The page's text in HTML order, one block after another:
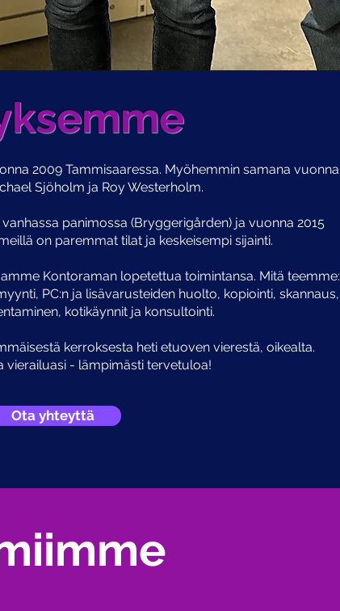
2009 Tammisaaressa. Myöhemmin samana vuonna
Sjöholm ja Roy Westerholm.
panimossa (Bryggerigården) ja vuonna 2015
on paremmat tilat ja keskeisempi sijainti.
Kontoraman lopetettua toimintansa. Mitä teemme:
PC:n ja lisävarusteiden huolto, kopiointi, skannaus,
kotikäynnit ja konsultointi.
kerroksesta heti etuoven vierestä, oikealta.
vierailuasi - lämpimästi tervetuloa!
Ota yhteyttä